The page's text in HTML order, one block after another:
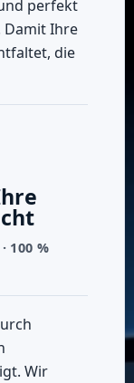
perfekt
Damit Ihre
die
100 %
Wir